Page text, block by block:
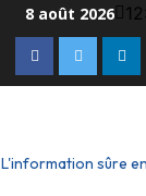
8 août 2026
L'information sûre